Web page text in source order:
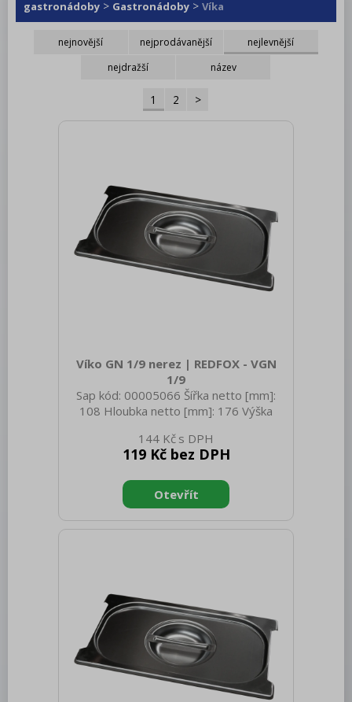
RM LOTUS 900
Roboty, příprava masa a zeleniny
Pizza program
Mycí program
Salamandry
Regálový systém
REDFOX 600
Volně stojící moduly
Nerezový program
Pizza program
Konvektomaty
Trouby pro rychlou přípravu
gastronádoby > Gastronádoby > Víka
nejnovější nejprodávanější
nejlevnější
nejdražší
název
1 2 >
Víko GN 1/9 nerez | REDFOX - VGN
1/9
Sap kód: 00005066 Šířka netto [mm]:
108 Hloubka netto [mm]: 176 Výška
0.12 Šířka brutto [mm]: 350 Hloubka
brutto [mm]: 540 Výška brutto [mm]:
Materiál: Nerez Těsnění: Ne Úchyty: Ne
Vnější barva zařízení: Nerezové Velikost
GN / EN zařízení [mm]: GN 1/9 Tloušťka
144 Kč
119 Kč bez DPH